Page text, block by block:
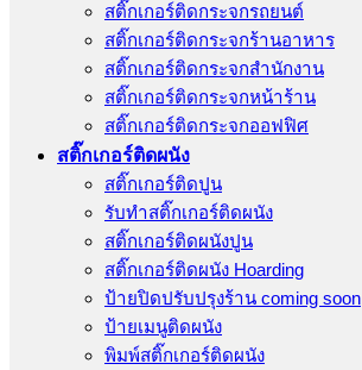
สติ๊กเกอร์ติดกระจกรถยนต์
สติ๊กเกอร์ติดกระจกร้านอาหาร
สติ๊กเกอร์ติดกระจกสำนักงาน
สติ๊กเกอร์ติดกระจกหน้าร้าน
สติ๊กเกอร์ติดกระจกออฟฟิศ
สติ๊กเกอร์ติดผนัง
สติ๊กเกอร์ติดปูน
รับทำสติ๊กเกอร์ติดผนัง
สติ๊กเกอร์ติดผนังปูน
สติ๊กเกอร์ติดผนัง Hoarding
ป้ายปิดปรับปรุงร้าน coming soon
ป้ายเมนูติดผนัง
พิมพ์สติ๊กเกอร์ติดผนัง